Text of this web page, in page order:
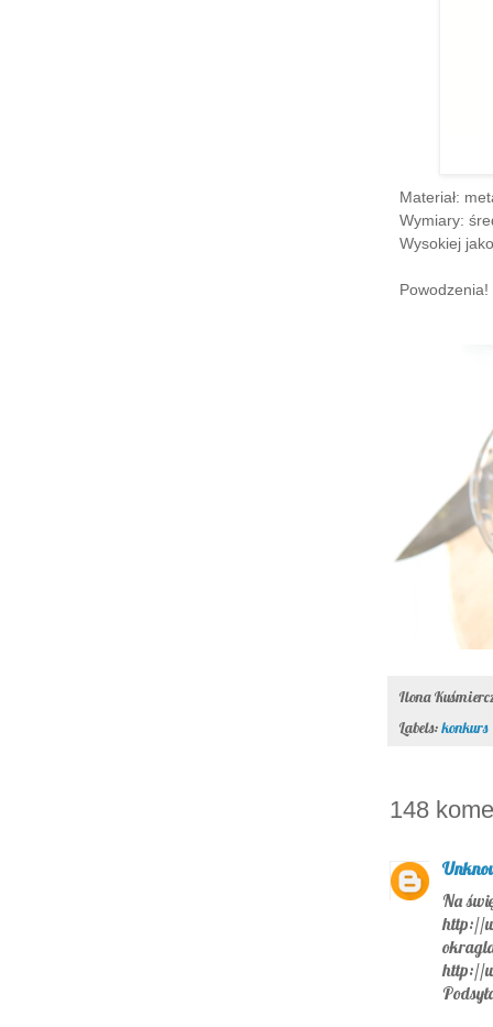
Materiał:
Wymiary:
Wysokiej
Powodzenia!
Ilona
Labels:konkurs
148
Na
http://
http://